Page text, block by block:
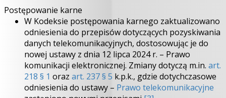
Postępowanie karne
W Kodeksie postępowania karnego zaktualizowano
odniesienia do przepisów dotyczących pozyskiwania
danych telekomunikacyjnych, dostosowując je do
nowej ustawy z dnia 12 lipca 2024 r. – Prawo
komunikacji elektronicznej. Zmiany dotyczą m.in. art.
218 § 1 oraz art. 237 § 5 k.p.k., gdzie dotychczasowe
odniesienia do ustawy – Prawo telekomunikacyjne